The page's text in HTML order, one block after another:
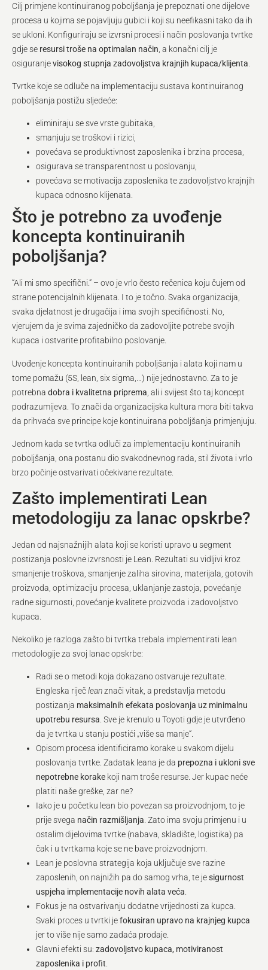
Cilj primjene kontinuiranog poboljšanja je prepoznati one dijelove
procesa u kojima se pojavljuju gubici i koji su neefikasni tako da ih
se ukloni. Konfiguriraju se izvrsni procesi i način poslovanja tvrtke
gdje se resursi troše na optimalan način , a konačni cilj je
osiguranjevisokog stupnja zadovoljstva krajnjih kupaca/klijenta
Tvrtke koje se odluče na implementaciju sustava kontinuiranog
poboljšanja postižu sljedeće:
eliminiraju se sve vrste gubitaka,
smanjuju se troškovi i rizici,
povećava se produktivnost zaposlenika i brzina procesa,
osigurava se transparentnost u poslovanju,
povećava se motivacija zaposlenika te zadovoljstvo krajnjih
kupaca odnosno klijenata.
Što je potrebno za uvođenje
koncepta kontinuiranih
poboljšanja?
“Ali mi smo specifični.” – ovo je vrlo često rečenica koju čujem od
strane potencijalnih klijenata. I to je točno. Svaka organizacija,
svaka djelatnost je drugačija i ima svojih specifičnosti. No,
vjerujem da je svima zajedničko da zadovoljite potrebe svojih
kupaca i ostvarite profitabilno poslovanje.
Uvođenje koncepta kontinuiranih poboljšanja i alata koji nam u
tome pomažu (5S, lean, six sigma,…) nije jednostavno. Za to je
potrebna dobra i kvalitetna priprema , ali i svijest što taj koncept
podrazumijeva. To znači da organizacijska kultura mora biti takva
da prihvaća sve principe koje kontinuirana poboljšanja primjenjuju.
Jednom kada se tvrtka odluči za implementaciju kontinuiranih
poboljšanja, ona postanu dio svakodnevnog rada, stil života i vrlo
brzo počinje ostvarivati očekivane rezultate.
Zašto implementirati Lean
metodologiju za lanac opskrbe?
Jedan od najsnažnijih alata koji se koristi upravo u segment
postizanja poslovne izvrsnosti je Lean. Rezultati su vidljivi kroz
smanjenje troškova, smanjenje zaliha sirovina, materijala, gotovih
proizvoda, optimizaciju procesa, uklanjanje zastoja, povećanje
radne sigurnosti, povećanje kvalitete proizvoda i zadovoljstvo
kupaca.
Nekoliko je razloga zašto bi tvrtka trebala implementirati lean
metodologije za svoj lanac opskrbe:
Radi se o metodi koja dokazano ostvaruje rezultate.
Engleska riječleanznači vitak, a predstavlja metodu
postizanja maksimalnih efekata poslovanja uz minimalnu
upotrebu resursa. Sve je krenulo u Toyoti gdje je utvrđeno
da je tvrtka u stanju postići „više sa manje“.
Opisom procesa identificiramo korake u svakom dijelu
poslovanja tvrtke. Zadatak leana je da prepozna i ukloni sve
nepotrebne korake koji nam troše resurse. Jer kupac neće
platiti naše greške, zar ne?
Iako je u početku lean bio povezan sa proizvodnjom, to je
prije svega način razmišljanja. Zato ima svoju primjenu i u
ostalim dijelovima tvrtke (nabava, skladište, logistika) pa
čak i u tvrtkama koje se ne bave proizvodnjom.
Lean je poslovna strategija koja uključuje sve razine
zaposlenih, on najnižih pa do samog vrha, te jesigurnost
uspjeha implementacije novih alata veća.
Fokus je na ostvarivanju dodatne vrijednosti za kupca.
Svaki proces u tvrtki jefokusiran upravo na krajnjeg kupca
jer to više nije samo zadaća prodaje.
Glavni efekti su: zadovoljstvo kupaca, motiviranost
zaposlenika i profit.